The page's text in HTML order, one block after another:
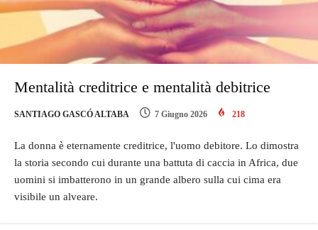
Mentalità creditrice e mentalità debitrice
SANTIAGO GASCÓ ALTABA 7 Giugno 2026 218
La donna è eternamente creditrice, l'uomo debitore. Lo dimostra
la storia secondo cui durante una battuta di caccia in Africa, due
uomini si imbatterono in un grande albero sulla cui cima era
visibile un alveare.